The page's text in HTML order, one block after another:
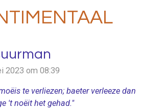
2023 om 08:39
te verliezen; baeter verleeze dan
't noëit het gehad."